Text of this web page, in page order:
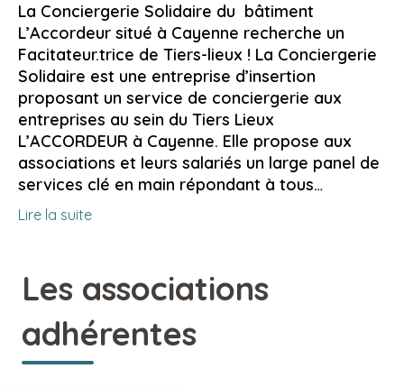
La Conciergerie Solidaire du bâtiment
L’Accordeur situé à Cayenne recherche un
Facitateur.trice de Tiers-lieux ! La Conciergerie
Solidaire est une entreprise d’insertion
proposant un service de conciergerie aux
entreprises au sein du Tiers Lieux
L’ACCORDEUR à Cayenne. Elle propose aux
associations et leurs salariés un large panel de
services clé en main répondant à tous…
Lire la suite
Les associations
adhérentes